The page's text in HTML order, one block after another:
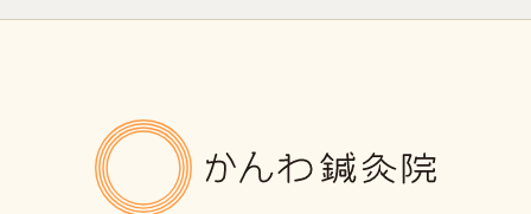
ほっとひと息
土用の健康的な過ごし方
8月営業日のお知らせ